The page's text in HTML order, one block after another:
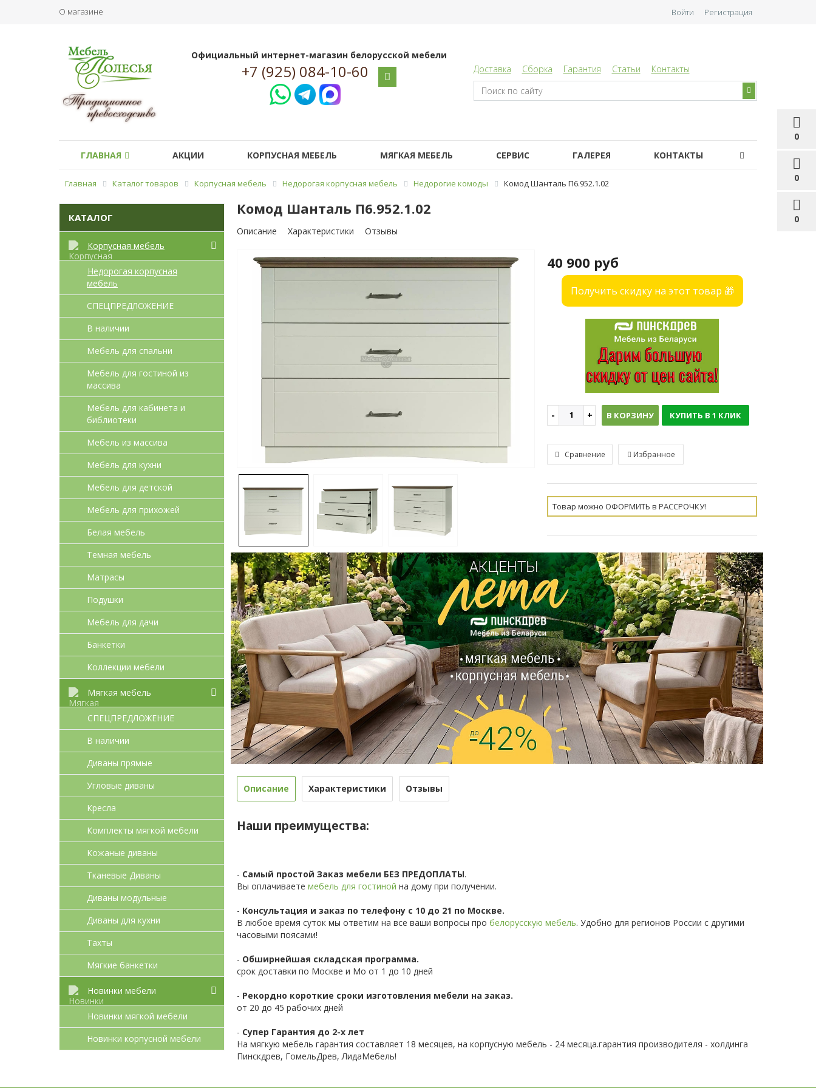
О магазине
0
0
0
Войти Регистрация
Официальный интернет-магазин белорусской мебели
+7 (925) 084-10-60 Доставка Сборка Гарантия Статьи Контакты
ГЛАВНАЯ АКЦИИ КОРПУСНАЯ МЕБЕЛЬ МЯГКАЯ МЕБЕЛЬ СЕРВИС ГАЛЕРЕЯ КОНТАКТЫ
Главная Каталог товаров Корпусная мебель Недорогая корпусная мебель Недорогие комоды Комод Шанталь П6.952.1.02
КАТАЛОГ
Корпусная мебель
Недорогая корпусная
мебель
СПЕЦПРЕДЛОЖЕНИЕ
В наличии
Мебель для спальни
Мебель для гостиной из
массива
Мебель для кабинета и
библиотеки
Мебель из массива
Мебель для кухни
Мебель для детcкой
Мебель для прихожей
Белая мебель
Темная мебель
Матрасы
Подушки
Мебель для дачи
Банкетки
Коллекции мебели
Мягкая мебель
СПЕЦПРЕДЛОЖЕНИЕ
В наличии
Диваны прямые
Угловые диваны
Кресла
Комплекты мягкой мебели
Кожаные диваны
Тканевые Диваны
Диваны модульные
Диваны для кухни
Тахты
Мягкие банкетки
Новинки мебели
Новинки мягкой мебели
Новинки корпусной мебели
Комод Шанталь П6.952.1.02
Описание Характеристики Отзывы
40 900 руб
Получить скидку на этот товар 🎁
В КОРЗИНУ КУПИТЬ В 1 КЛИК
Сравнение Избранное
Товар можно ОФОРМИТЬ в РАССРОЧКУ!
Описание Характеристики Отзывы
Наши преимущества:
- Самый простой Заказ мебели БЕЗ ПРЕДОПЛАТЫ.
Вы оплачиваете мебель для гостиной на дому при получении.
- Консультация и заказ по телефону с 10 до 21 по Москве.
В любое время суток мы ответим на все ваши вопросы про белорусскую мебель. Удобно для регионов России с другими
часовыми поясами!
- Обширнейшая складская программа.
срок доставки по Москве и Мо от 1 до 10 дней
- Рекордно короткие сроки изготовления мебели на заказ.
от 20 до 45 рабочих дней
- Супер Гарантия до 2-х лет
На мягкую мебель гарантия составляет 18 месяцев, на корпусную мебель - 24 месяца.гарантия производителя - холдинга
Пинскдрев, ГомельДрев, ЛидаМебель!